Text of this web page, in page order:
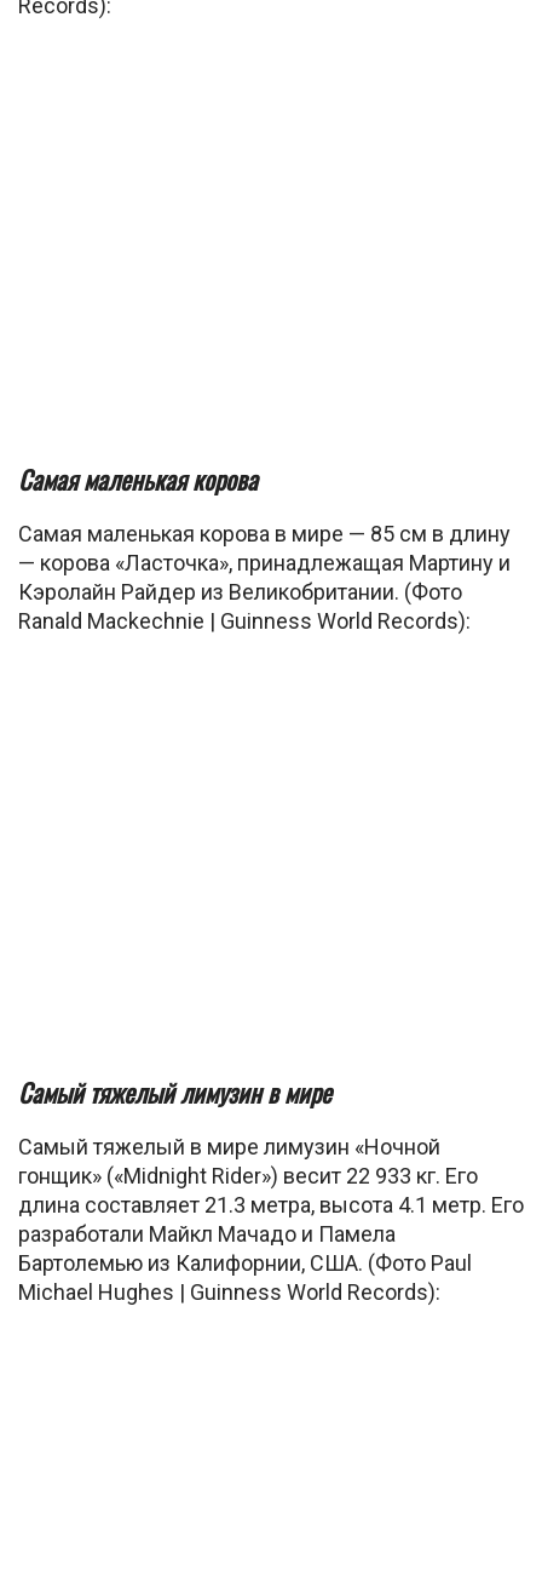
Records):
Самая маленькая корова
Самая маленькая корова в мире — 85 см в длину
— корова «Ласточка», принадлежащая Мартину и
Кэролайн Райдер из Великобритании. (Фото
Ranald Mackechnie | Guinness World Records):
Самый тяжелый лимузин в мире
Самый тяжелый в мире лимузин «Ночной
гонщик» («Midnight Rider») весит 22 933 кг. Его
длина составляет 21.3 метра, высота 4.1 метр. Его
разработали Майкл Мачадо и Памела
Бартолемью из Калифорнии, США. (Фото Paul
Michael Hughes | Guinness World Records):